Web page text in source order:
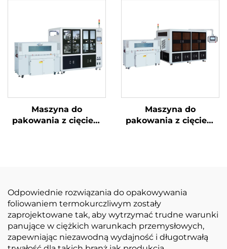
Maszyna do
pakowania z cięciem
Maszyna do
pakowania z cięciem
Odpowiednie rozwiązania do opakowywania
foliowaniem termokurczliwym zostały
zaprojektowane tak, aby wytrzymać trudne warunki
panujące w ciężkich warunkach przemysłowych,
zapewniając niezawodną wydajność i długotrwałą